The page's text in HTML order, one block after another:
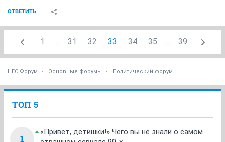
ОТВЕТИТЬ
1 ... 31 32 33 34 35 ... 39
НГС.Форум Основные форумы Политический форум
ТОП 5
1
«Привет, детишки!» Чего вы не знали о самом